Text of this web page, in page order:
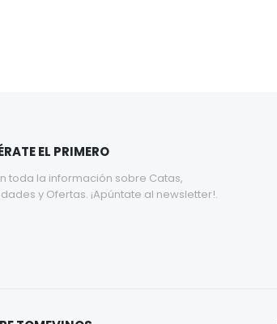
EL PRIMERO
toda la información sobre Catas,
y Ofertas. ¡Apúntate al newsletter!.